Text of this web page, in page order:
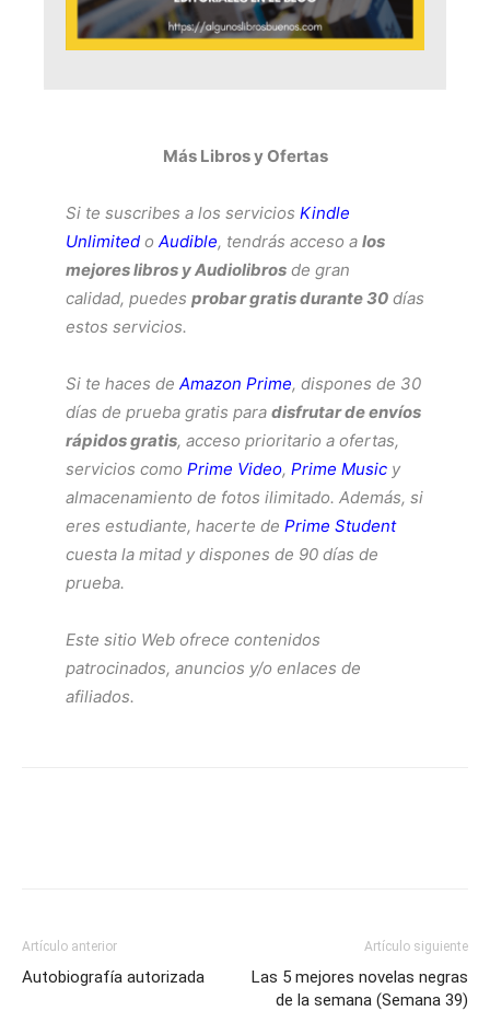
Más Libros y Ofertas
Si te suscribes a los servicios Kindle
Unlimited o Audible, tendrás acceso a los
mejores libros y Audiolibros de gran
calidad, puedes probar gratis durante 30 días
estos servicios.
Si te haces de Amazon Prime, dispones de 30
días de prueba gratis para disfrutar de envíos
rápidos gratis, acceso prioritario a ofertas,
servicios como Prime Video, Prime Music y
almacenamiento de fotos ilimitado. Además, si
eres estudiante, hacerte de Prime Student
cuesta la mitad y dispones de 90 días de
prueba.
Este sitio Web ofrece contenidos
patrocinados, anuncios y/o enlaces de
afiliados.
Artículo anterior
Autobiografía autorizada
Artículo siguiente
Las 5 mejores novelas negras
de la semana (Semana 39)